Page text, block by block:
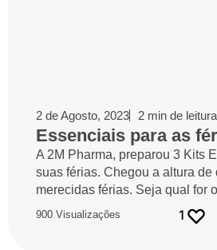
2 de Agosto, 2023 2 min de leitura
Essenciais para as
A 2M Pharma, preparou 3 Kits
suas férias. Chegou a altura de
merecidas férias. Seja qual for
900 Visualizações 1